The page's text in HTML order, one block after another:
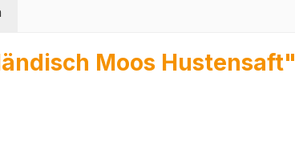
Moos Hustensaft"